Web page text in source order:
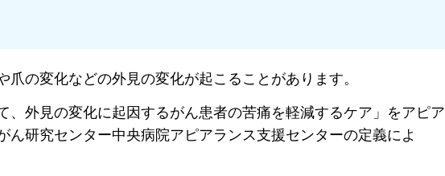
の変化などの外見の変化が起こることがあります。
、外見の変化に起因するがん患者の苦痛を軽減するケア」をアピア
ん研究センター中央病院アピアランス支援センターの定義によ